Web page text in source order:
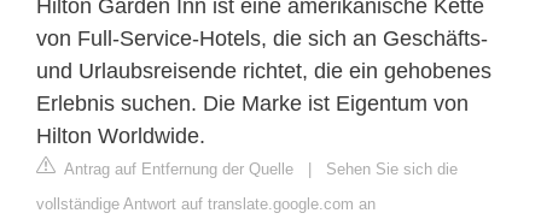
Hilton Garden Inn ist eine amerikanische Kette
von Full-Service-Hotels, die sich an Geschäfts-
und Urlaubsreisende richtet, die ein gehobenes
Erlebnis suchen. Die Marke ist Eigentum von
Hilton Worldwide.
Antrag auf Entfernung der Quelle | Sehen Sie sich die
vollständige Antwort auf translate.google.com an